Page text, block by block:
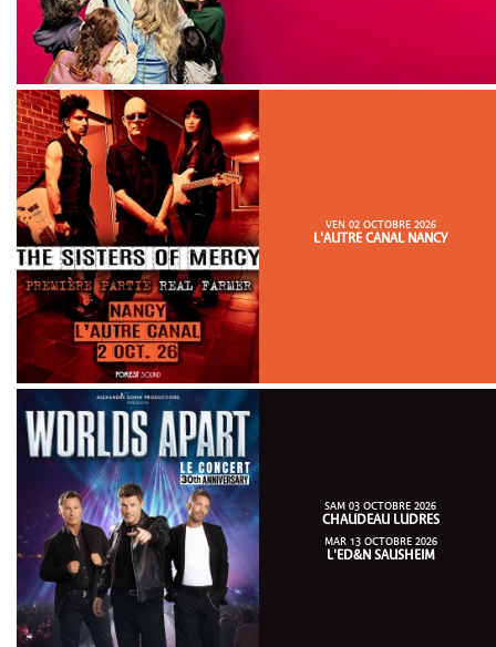
VEN 02 OCTOBRE 2026
L'AUTRE CANAL NANCY
SAM 03 OCTOBRE 2026
CHAUDEAU LUDRES
MAR 13 OCTOBRE 2026
L'ED&N SAUSHEIM